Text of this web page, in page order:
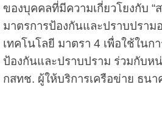
ของบุคคลที่มีความเกี่ยวโยงกับ “
มาตรการป้องกันและปราบปราม
เทคโนโลยี มาตรา 4 เพื่อใช้ในก
ป้องกันและปราบปราม ร่วมกับห
กสทช. ผู้ให้บริการเครือข่าย ธนา